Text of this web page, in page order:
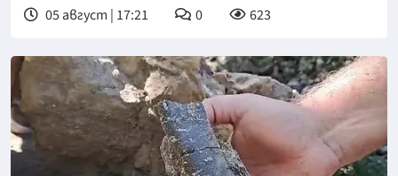
05 август | 17:21 0 623